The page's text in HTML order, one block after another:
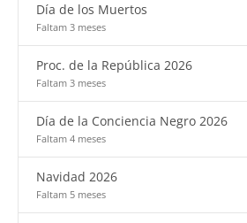
Día de los Muertos
Faltam 3 meses
Proc. de la República 2026
Faltam 3 meses
Día de la Conciencia Negro 2026
Faltam 4 meses
Navidad 2026
Faltam 5 meses